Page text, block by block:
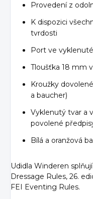
Provedení z
K dispozici
tvrdosti
Port ve
Tloušťka 18 mm
Kroužky
a baucher)
Vyklenutý tvar a
povolené
Bílá a oranžová
Udidla Winderen
Dressage Rules, 26.
FEI Eventing Rules.